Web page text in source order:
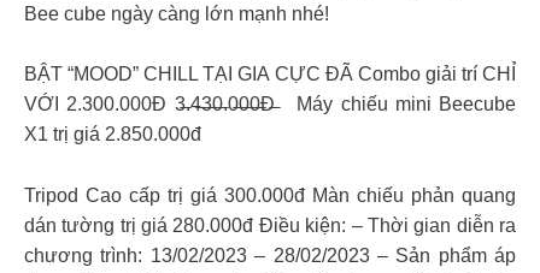
Bee cube ngày càng lớn mạnh nhé!
BẬT “MOOD” CHILL TẠI GIA CỰC ĐÃ Combo giải trí CHỈ
VỚI 2.300.000Đ 3̶.4̶3̶0̶.0̶0̶0̶Đ̶ Máy chiếu mini Beecube
X1 trị giá 2.850.000đ
Tripod Cao cấp trị giá 300.000đ Màn chiếu phản quang
dán tường trị giá 280.000đ Điều kiện: – Thời gian diễn ra
chương trình: 13/02/2023 – 28/02/2023 – Sản phẩm áp